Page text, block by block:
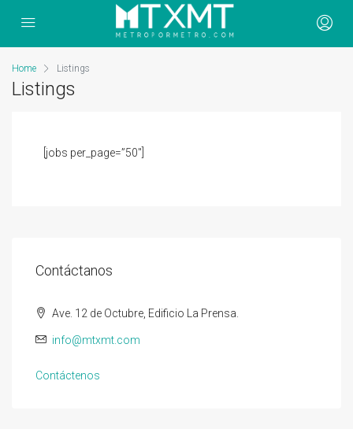
Home Listings
Listings
[jobs per_page=”50″]
Contáctanos
Ave. 12 de Octubre, Edificio La Prensa.
info@mtxmt.com
Contáctenos